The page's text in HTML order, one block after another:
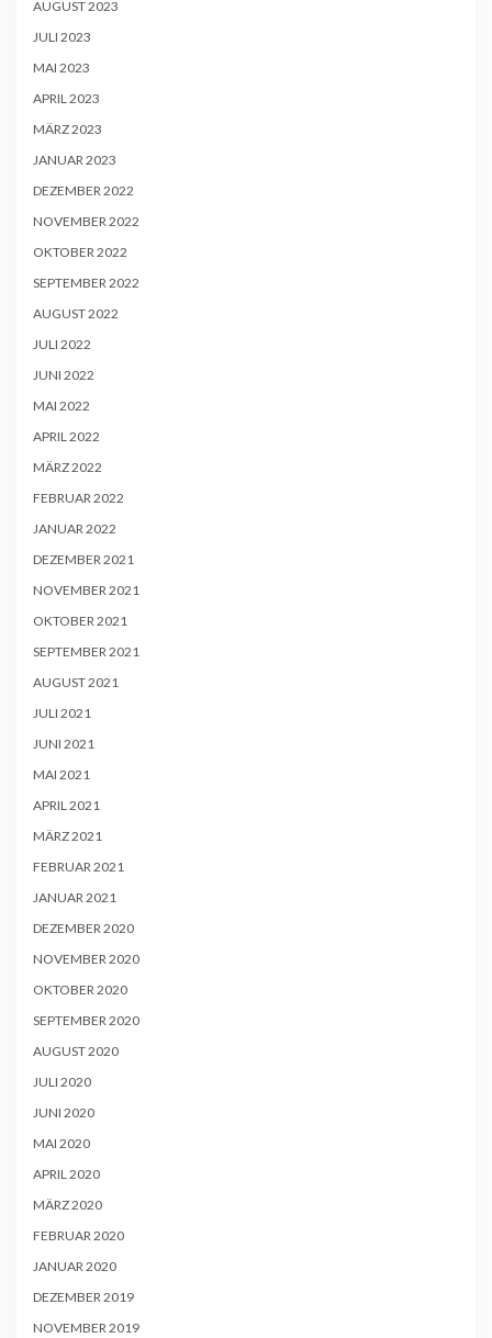
AUGUST 2023
JULI 2023
MAI 2023
APRIL 2023
MÄRZ 2023
JANUAR 2023
DEZEMBER 2022
NOVEMBER 2022
OKTOBER 2022
SEPTEMBER 2022
AUGUST 2022
JULI 2022
JUNI 2022
MAI 2022
APRIL 2022
MÄRZ 2022
FEBRUAR 2022
JANUAR 2022
DEZEMBER 2021
NOVEMBER 2021
OKTOBER 2021
SEPTEMBER 2021
AUGUST 2021
JULI 2021
JUNI 2021
MAI 2021
APRIL 2021
MÄRZ 2021
FEBRUAR 2021
JANUAR 2021
DEZEMBER 2020
NOVEMBER 2020
OKTOBER 2020
SEPTEMBER 2020
AUGUST 2020
JULI 2020
JUNI 2020
MAI 2020
APRIL 2020
MÄRZ 2020
FEBRUAR 2020
JANUAR 2020
DEZEMBER 2019
NOVEMBER 2019